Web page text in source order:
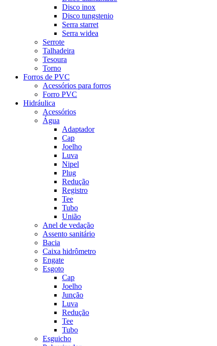
Disco inox
Disco tungstenio
Serra starret
Serra widea
Serrote
Talhadeira
Tesoura
Torno
Forros de PVC
Acessórios para forros
Forro PVC
Hidráulica
Acessórios
Água
Adaptador
Cap
Joelho
Luva
Nipel
Plug
Redução
Registro
Tee
Tubo
União
Anel de vedação
Assento sanitário
Bacia
Caixa hidrômetro
Engate
Esgoto
Cap
Joelho
Junção
Luva
Redução
Tee
Tubo
Esguicho